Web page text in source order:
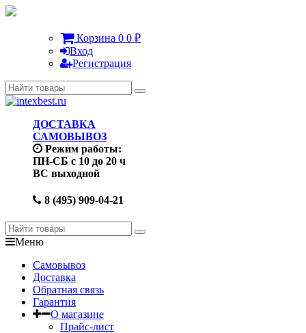
Корзина 0 0 ₽
Вход
Регистрация
ДОСТАВКА
САМОВЫВОЗ
Режим работы:
ПН-СБ с 10 до 20 ч
ВС выходной
8 (495) 909-04-21
Меню
Самовывоз
Доставка
Обратная связь
Гарантия
О магазине
Прайс-лист